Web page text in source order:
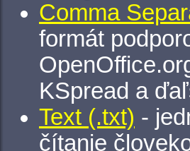
Comma
formát
KSpread a
Text (.txt) -
čítanie